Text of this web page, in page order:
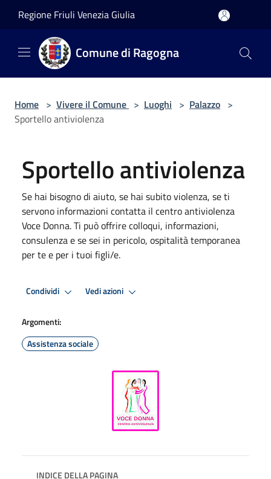
Regione Friuli Venezia Giulia
Comune di Ragogna
Home > Vivere il Comune > Luoghi > Palazzo >
Sportello antiviolenza
Sportello antiviolenza
Se hai bisogno di aiuto, se hai subito violenza, se ti
servono informazioni contatta il centro antiviolenza
Voce Donna. Ti può offrire colloqui, informazioni,
consulenza e se sei in pericolo, ospitalità temporanea
per te e per i tuoi figli/e.
Condividi Vedi azioni
Argomenti:
Assistenza sociale
INDICE DELLA PAGINA